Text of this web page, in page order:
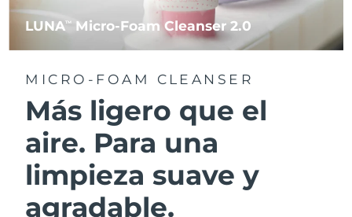
LUNATM Micro-Foam Cleanser 2.0
MICRO-FOAM CLEANSER
Más ligero que el
aire. Para una
limpieza suave y
agradable.